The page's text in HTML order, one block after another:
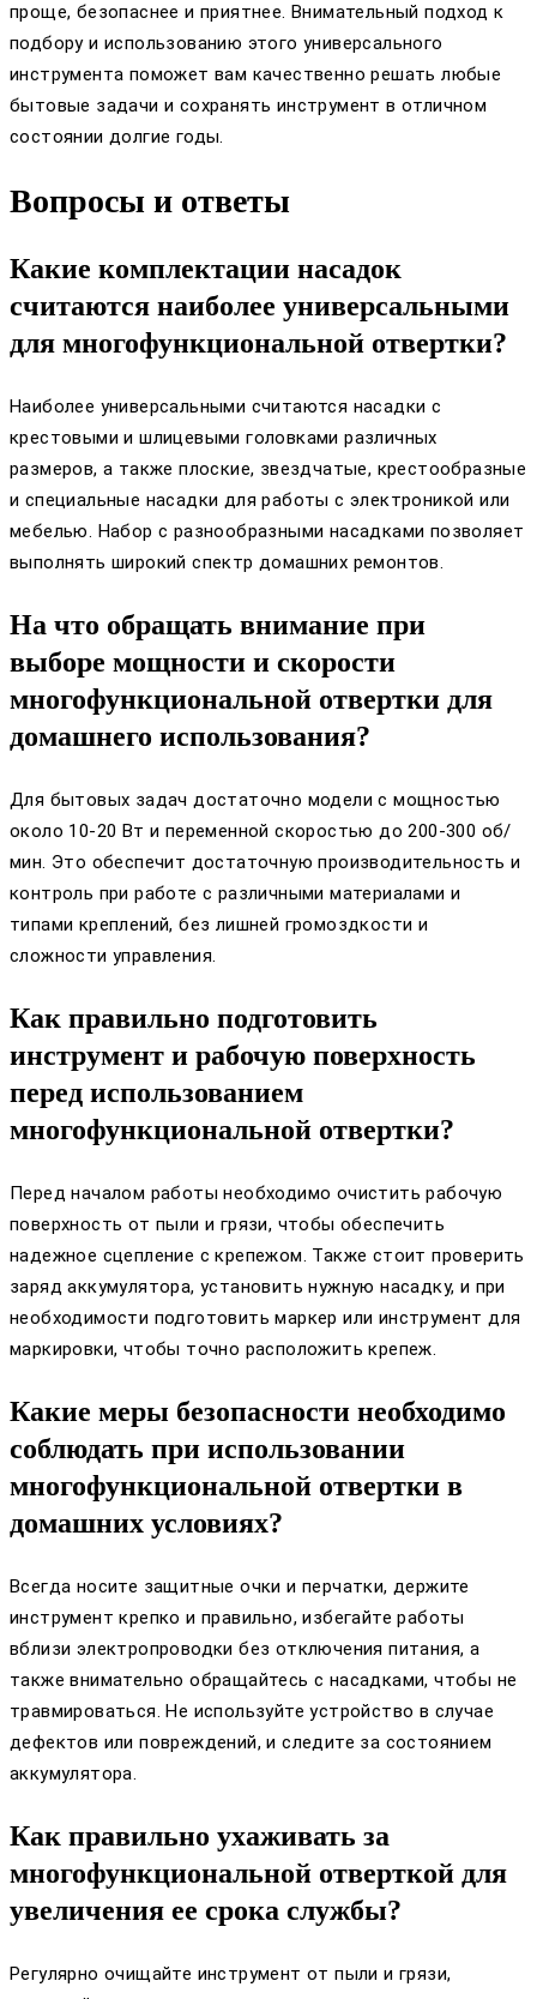
проще, безопаснее и приятнее. Внимательный подход к
подбору и использованию этого универсального
инструмента поможет вам качественно решать любые
бытовые задачи и сохранять инструмент в отличном
состоянии долгие годы.
Вопросы и ответы
Какие комплектации насадок
считаются наиболее универсальными
для многофункциональной отвертки?
Наиболее универсальными считаются насадки с
крестовыми и шлицевыми головками различных
размеров, а также плоские, звездчатые, крестообразные
и специальные насадки для работы с электроникой или
мебелью. Набор с разнообразными насадками позволяет
выполнять широкий спектр домашних ремонтов.
На что обращать внимание при
выборе мощности и скорости
многофункциональной отвертки для
домашнего использования?
Для бытовых задач достаточно модели с мощностью
около 10-20 Вт и переменной скоростью до 200-300 об/
мин. Это обеспечит достаточную производительность и
контроль при работе с различными материалами и
типами креплений, без лишней громоздкости и
сложности управления.
Как правильно подготовить
инструмент и рабочую поверхность
перед использованием
многофункциональной отвертки?
Перед началом работы необходимо очистить рабочую
поверхность от пыли и грязи, чтобы обеспечить
надежное сцепление с крепежом. Также стоит проверить
заряд аккумулятора, установить нужную насадку, и при
необходимости подготовить маркер или инструмент для
маркировки, чтобы точно расположить крепеж.
Какие меры безопасности необходимо
соблюдать при использовании
многофункциональной отвертки в
домашних условиях?
Всегда носите защитные очки и перчатки, держите
инструмент крепко и правильно, избегайте работы
вблизи электропроводки без отключения питания, а
также внимательно обращайтесь с насадками, чтобы не
травмироваться. Не используйте устройство в случае
дефектов или повреждений, и следите за состоянием
аккумулятора.
Как правильно ухаживать за
многофункциональной отверткой для
увеличения ее срока службы?
Регулярно очищайте инструмент от пыли и грязи,